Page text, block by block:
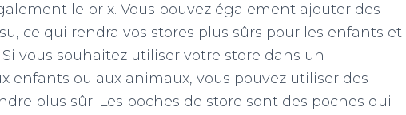
le prix. Vous pouvez également ajouter des
ce qui rendra vos stores plus sûrs pour les enfants et
vous souhaitez utiliser votre store dans un
enfants ou aux animaux, vous pouvez utiliser des
plus sûr. Les poches de store sont des poches qui